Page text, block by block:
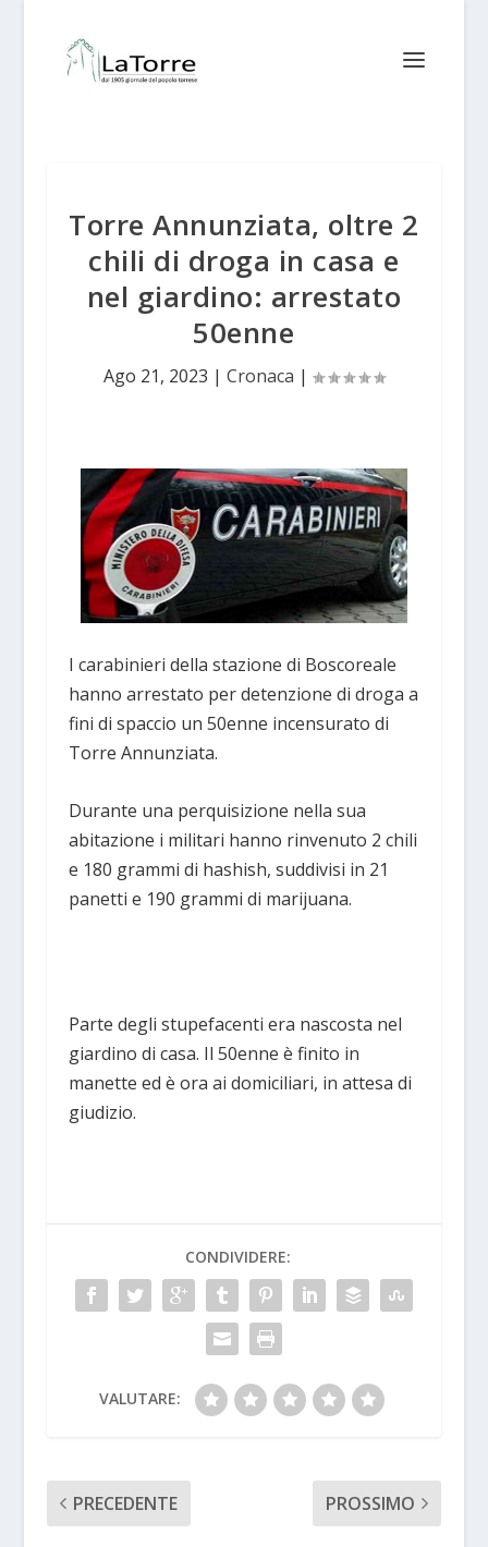
Torre Annunziata, oltre 2
chili di droga in casa e
nel giardino: arrestato
50enne
Ago 21, 2023 | Cronaca |
I carabinieri della stazione di Boscoreale
hanno arrestato per detenzione di droga a
fini di spaccio un 50enne incensurato di
Torre Annunziata.
Durante una perquisizione nella sua
abitazione i militari hanno rinvenuto 2 chili
e 180 grammi di hashish, suddivisi in 21
panetti e 190 grammi di marijuana.
Parte degli stupefacenti era nascosta nel
giardino di casa. Il 50enne è finito in
manette ed è ora ai domiciliari, in attesa di
giudizio.
CONDIVIDERE:
VALUTARE:
PRECEDENTE PROSSIMO